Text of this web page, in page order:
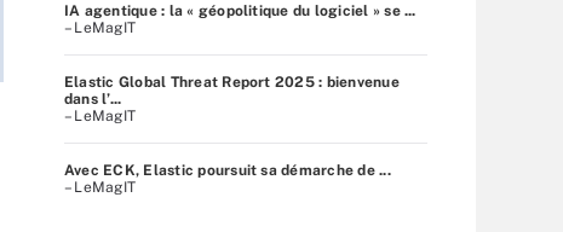
IA agentique : la « géopolitique du logiciel » se ...
– LeMagIT
Elastic Global Threat Report 2025 : bienvenue
dans l’...
– LeMagIT
Avec ECK, Elastic poursuit sa démarche de ...
– LeMagIT